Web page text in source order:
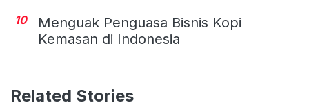
10
Menguak Penguasa Bisnis Kopi
Kemasan di Indonesia
Related Stories